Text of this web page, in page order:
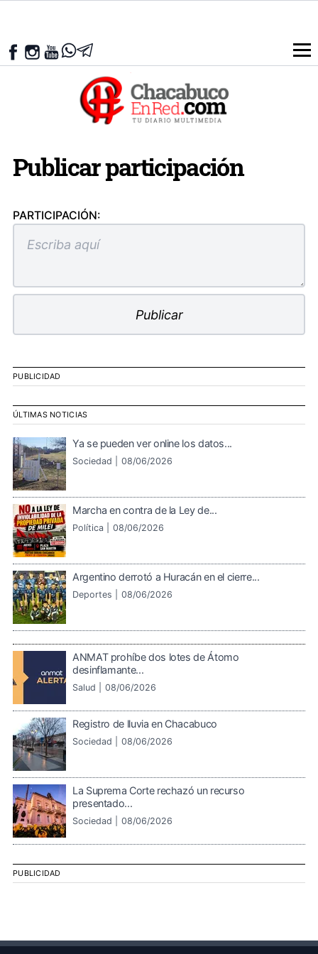
Publicar participación
PARTICIPACIÓN:
PUBLICIDAD
ÚLTIMAS NOTICIAS
Ya se pueden ver online los datos...
Sociedad | 08/06/2026
Marcha en contra de la Ley de...
Política | 08/06/2026
Argentino derrotó a Huracán en el cierre...
Deportes | 08/06/2026
ANMAT prohíbe dos lotes de Átomo
desinflamante...
Salud | 08/06/2026
Registro de lluvia en Chacabuco
Sociedad | 08/06/2026
La Suprema Corte rechazó un recurso
presentado...
Sociedad | 08/06/2026
PUBLICIDAD